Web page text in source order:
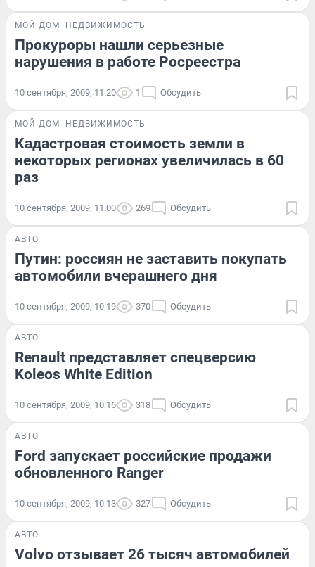
МОЙ ДОМ НЕДВИЖИМОСТЬ
Прокуроры нашли серьезные
нарушения в работе Росреестра
10 сентября, 2009, 11:20 1 Обсудить
МОЙ ДОМ НЕДВИЖИМОСТЬ
Кадастровая стоимость земли в
некоторых регионах увеличилась в 60
раз
10 сентября, 2009, 11:00 269 Обсудить
АВТО
Путин: россиян не заставить покупать
автомобили вчерашнего дня
10 сентября, 2009, 10:19 370 Обсудить
АВТО
Renault представляет спецверсию
Koleos White Edition
10 сентября, 2009, 10:16 318 Обсудить
АВТО
Ford запускает российские продажи
обновленного Ranger
10 сентября, 2009, 10:13 327 Обсудить
АВТО
Volvo отзывает 26 тысяч автомобилей